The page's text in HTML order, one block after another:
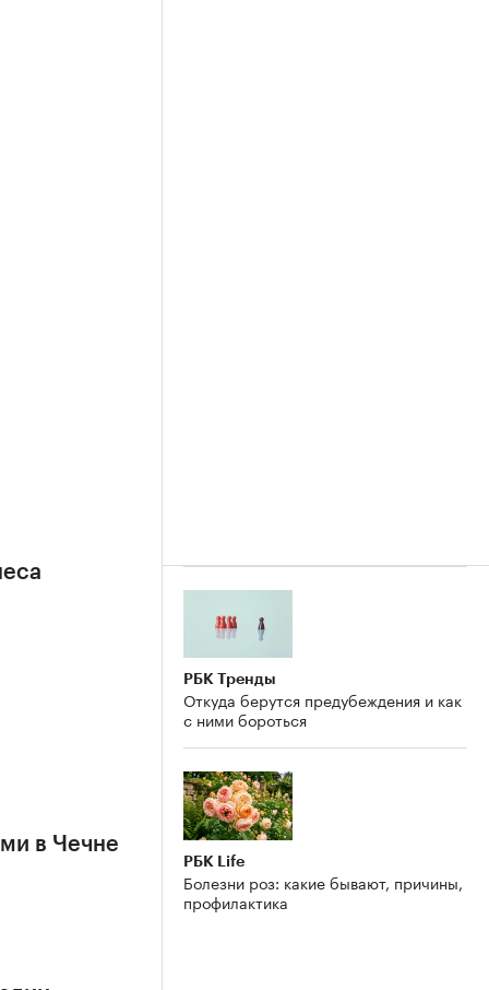
в Чечне
РБК Тренды
Откуда берутся предубеждения и как
с ними бороться
РБК Life
Болезни роз: какие бывают, причины,
профилактика